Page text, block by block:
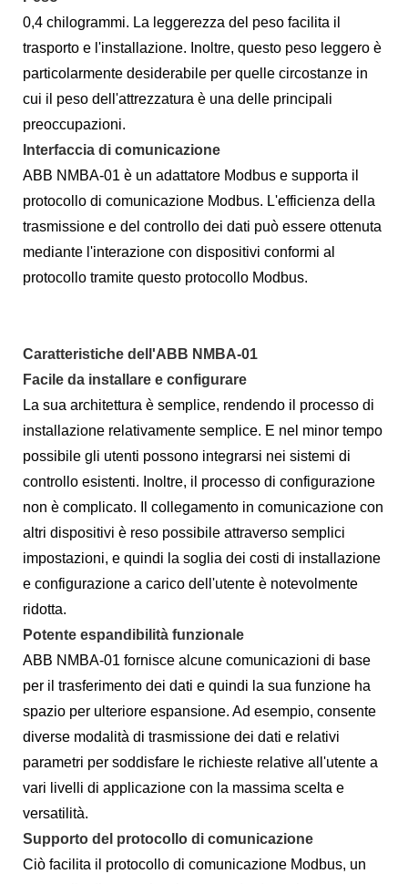
0,4 chilogrammi. La leggerezza del peso facilita il
trasporto e l'installazione. Inoltre, questo peso leggero è
particolarmente desiderabile per quelle circostanze in
cui il peso dell'attrezzatura è una delle principali
preoccupazioni.
Interfaccia di comunicazione
ABB NMBA-01 è un adattatore Modbus e supporta il
protocollo di comunicazione Modbus. L'efficienza della
trasmissione e del controllo dei dati può essere ottenuta
mediante l'interazione con dispositivi conformi al
protocollo tramite questo protocollo Modbus.
Caratteristiche dell'ABB NMBA-01
Facile da installare e configurare
La sua architettura è semplice, rendendo il processo di
installazione relativamente semplice. E nel minor tempo
possibile gli utenti possono integrarsi nei sistemi di
controllo esistenti. Inoltre, il processo di configurazione
non è complicato. Il collegamento in comunicazione con
altri dispositivi è reso possibile attraverso semplici
impostazioni, e quindi la soglia dei costi di installazione
e configurazione a carico dell'utente è notevolmente
ridotta.
Potente espandibilità funzionale
ABB NMBA-01 fornisce alcune comunicazioni di base
per il trasferimento dei dati e quindi la sua funzione ha
spazio per ulteriore espansione. Ad esempio, consente
diverse modalità di trasmissione dei dati e relativi
parametri per soddisfare le richieste relative all'utente a
vari livelli di applicazione con la massima scelta e
versatilità.
Supporto del protocollo di comunicazione
Ciò facilita il protocollo di comunicazione Modbus, un